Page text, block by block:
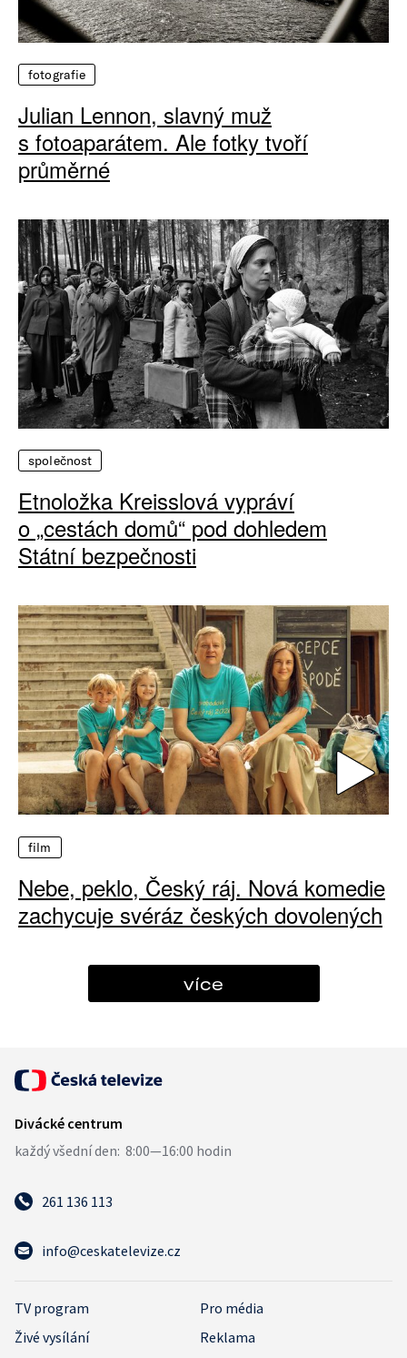
fotografie
Julian Lennon, slavný muž
s fotoaparátem. Ale fotky tvoří
průměrné
společnost
Etnoložka Kreisslová vypráví
o „cestách domů“ pod dohledem
Státní bezpečnosti
film
Nebe, peklo, Český ráj. Nová komedie
zachycuje svéráz českých dovolených
více
261 136 113
info@ceskatelevize.cz
TV program
Pro média
Živé vysílání
Reklama